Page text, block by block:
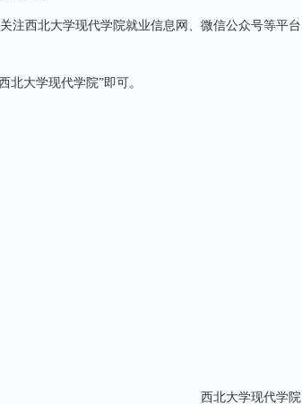
西北大学现代学院就业信息网、微信公众号等平台
大学现代学院”即可。
西北大学现代学院